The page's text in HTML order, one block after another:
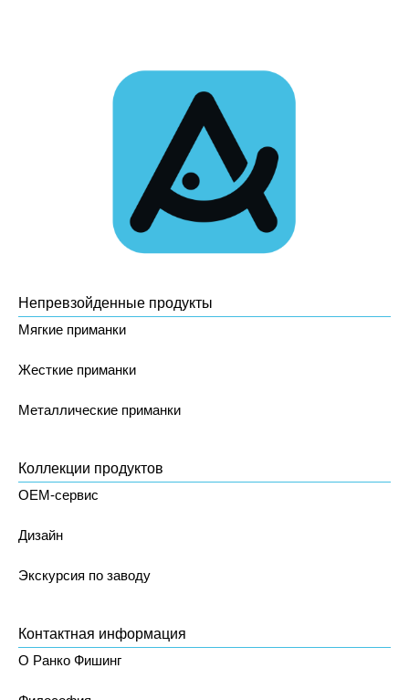
Непревзойденные продукты
Мягкие приманки
Жесткие приманки
Металлические приманки
Коллекции продуктов
OEM-сервис
Дизайн
Экскурсия по заводу
Контактная информация
О Ранко Фишинг